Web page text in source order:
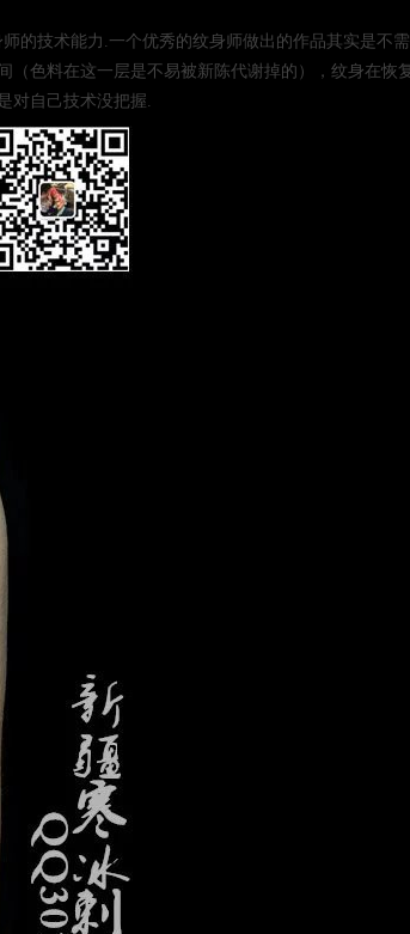
的技术能力.一个优秀的纹身师做出的作品其实是不
色料在这一层是不易被新陈代谢掉的），纹身在恢
对自己技术没把握.